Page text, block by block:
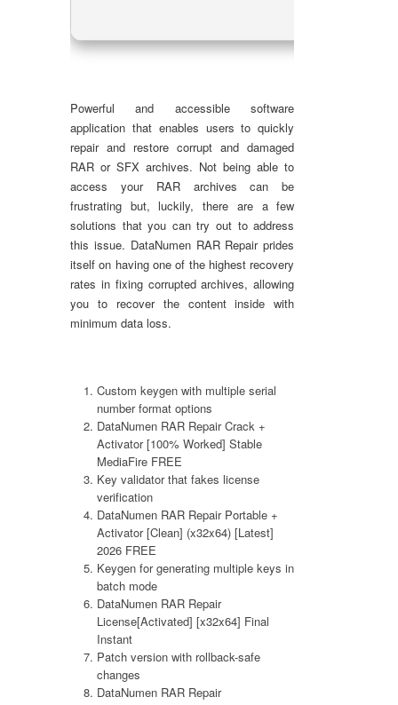
Powerful and accessible software
application that enables users to quickly
repair and restore corrupt and damaged
RAR or SFX archives. Not being able to
access your RAR archives can be
frustrating but, luckily, there are a few
solutions that you can try out to address
this issue. DataNumen RAR Repair prides
itself on having one of the highest recovery
rates in fixing corrupted archives, allowing
you to recover the content inside with
minimum data loss.
Custom keygen with multiple serial
number format options
DataNumen RAR Repair Crack +
Activator [100% Worked] Stable
MediaFire FREE
Key validator that fakes license
verification
DataNumen RAR Repair Portable +
Activator [Clean] (x32x64) [Latest]
2026 FREE
Keygen for generating multiple keys in
batch mode
DataNumen RAR Repair
License[Activated] [x32x64] Final
Instant
Patch version with rollback-safe
changes
DataNumen RAR Repair